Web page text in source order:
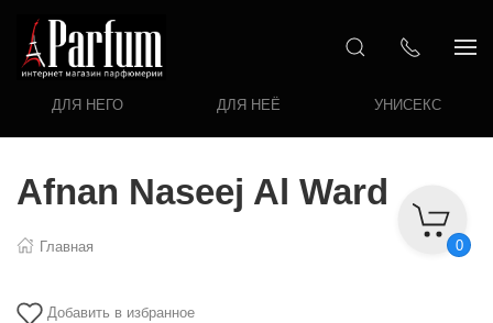
ДЛЯ НЕГО ДЛЯ НЕЁ УНИСЕКС
0
Afnan Naseej Al Ward
Главная
Добавить в избранное